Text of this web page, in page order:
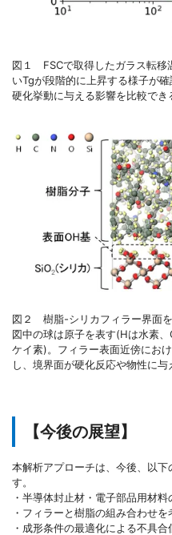
図１ FSCで取得したガラス転移
いTgが段階的に上昇する様子が
硬化挙動に与える影響を比較でき
図２ 樹脂-シリカフィラー界面を
図中の球は原子を表す(Hは水素
ケイ素)。フィラー表面近傍にお
し、境界面が硬化反応や物性に与
【今後の展望】
本解析アプローチは、今後、以
す。
・半導体封止材・電子部品用材料
・フィラーと樹脂の組み合わせ
・成形条件の最適化による不具合